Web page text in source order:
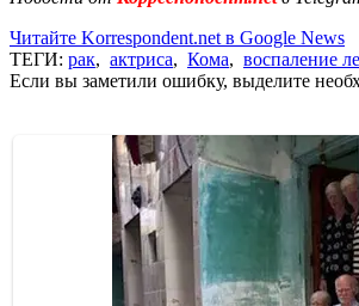
Читайте Korrespondent.net в Google News
ТЕГИ: рак, актриса, Кома, воспаление
Если вы заметили ошибку, выделите